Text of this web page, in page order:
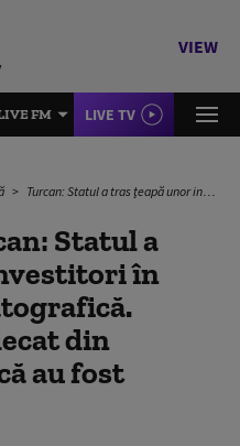
VIEW
FM LIVE TV
Turcan: Statul a tras țeapă unor investitori în industria cinematografică. „Wednesday” a plecat din România pentru că au fost păcăliți
Statul a
în
din
au fost